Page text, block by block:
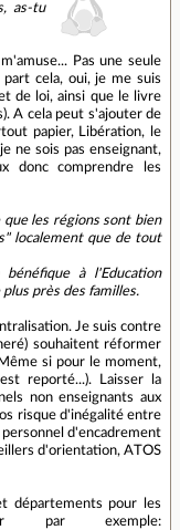
as-tu
Pas une seule
cela, oui, je me suis
de loi, ainsi que le livre
A cela peut s'ajouter de
papier, Libération, le
ne sois pas enseignant,
donc comprendre les
les régions sont bien
localement que de tout
à l'Education
près des familles.
Je suis contre
souhaitent réformer
si pour le moment,
reporté...). Laisser la
non enseignants aux
risque d'inégalité entre
d'encadrement
d'orientation, ATOS
départements pour les
par exemple: